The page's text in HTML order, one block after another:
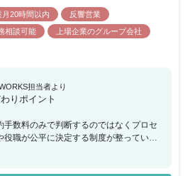
月20時間以内
反響営業
相談可能
上場企業のグループ会社
担当者より
りポイント
手数料のみで判断するのではなくプロセ
役職が公平に決定する制度が整っている